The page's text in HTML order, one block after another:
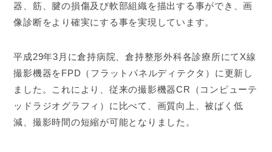
器、筋、腱の損傷及び軟部組織を描出する事ができ、画
像診断をより確実にする事を実現しています。
平成29年3月に倉持病院、倉持整形外科各診療所にてX線
撮影機器をFPD（フラットパネルディテクタ）に更新し
ました。これにより、従来の撮影機器CR（コンピューテ
ッドラジオグラフィ）に比べて、画質向上、被ばく低
減、撮影時間の短縮が可能となりました。